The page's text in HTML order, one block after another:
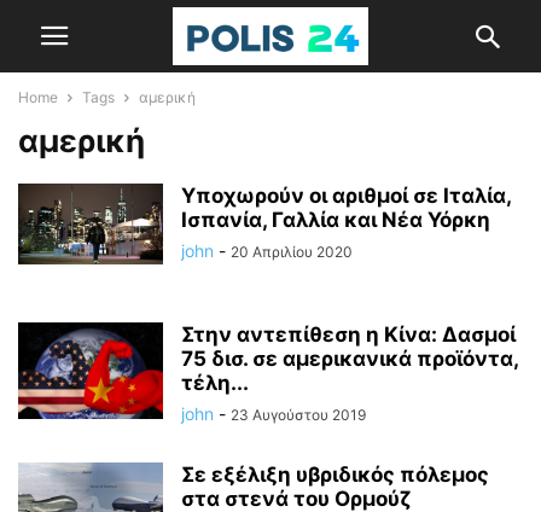
Home Tags αμερική
αμερική
Υποχωρούν οι αριθμοί σε Ιταλία,
Ισπανία, Γαλλία και Νέα Υόρκη
john - 20 Απριλίου 2020
Στην αντεπίθεση η Κίνα: Δασμοί
75 δισ. σε αμερικανικά προϊόντα,
τέλη...
john - 23 Αυγούστου 2019
Σε εξέλιξη υβριδικός πόλεμος
στα στενά του Ορμούζ